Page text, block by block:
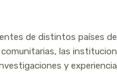
de distintos países
las
y